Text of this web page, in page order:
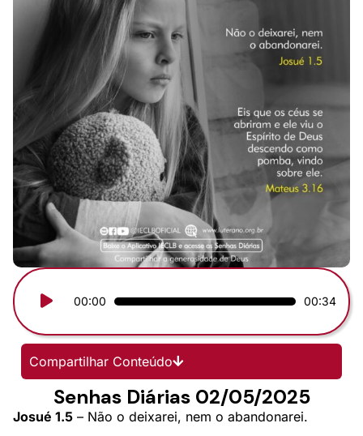
Tocador
de
áudio
00:00 00:34
Compartilhar Conteúdo
Senhas Diárias 02/05/2025
Josué 1.5 – Não o deixarei, nem o abandonarei.